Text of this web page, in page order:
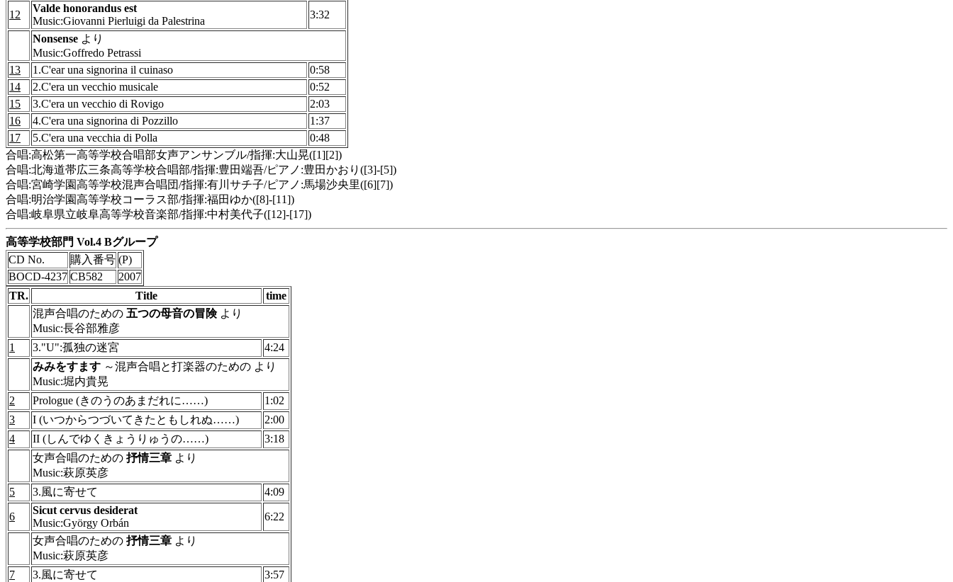
12
Valde honorandus est
Music:Giovanni Pierluigi da Palestrina
3:32
Nonsense より
Music:Goffredo Petrassi
13
1.C'ear una signorina il cuinaso
0:58
14
2.C'era un vecchio musicale
0:52
15
3.C'era un vecchio di Rovigo
2:03
16
4.C'era una signorina di Pozzillo
1:37
17
5.C'era una vecchia di Polla
0:48
合唱:高松第一高等学校合唱部女声アンサンブル/指揮:大山晃([1][2])
合唱:北海道帯広三条高等学校合唱部/指揮:豊田端吾/ピアノ:豊田かおり([3]-[5])
合唱:宮崎学園高等学校混声合唱団/指揮:有川サチ子/ピアノ:馬場沙央里([6][7])
合唱:明治学園高等学校コーラス部/指揮:福田ゆか([8]-[11])
合唱:岐阜県立岐阜高等学校音楽部/指揮:中村美代子([12]-[17])
高等学校部門 Vol.4 Bグループ
CD No.
購入番号 (P)
BOCD-4237 CB582
2007
TR.
Title
time
混声合唱のための 五つの母音の冒険より
Music:長谷部雅彦
1
3."U":孤独の迷宮
4:24
みみをすます ～混声合唱と打楽器のための より
Music:堀内貴晃
2
Prologue (きのうのあまだれに……)
1:02
3
I (いつからつづいてきたともしれぬ……)
2:00
4
II (しんでゆくきょうりゅうの……)
3:18
女声合唱のための 抒情三章 より
Music:萩原英彦
5
3.風に寄せて 4:09
6
Sicut cervus desiderat
Music:György Orbán
6:22
女声合唱のための 抒情三章 より
Music:萩原英彦
7
3.風に寄せて 3:57